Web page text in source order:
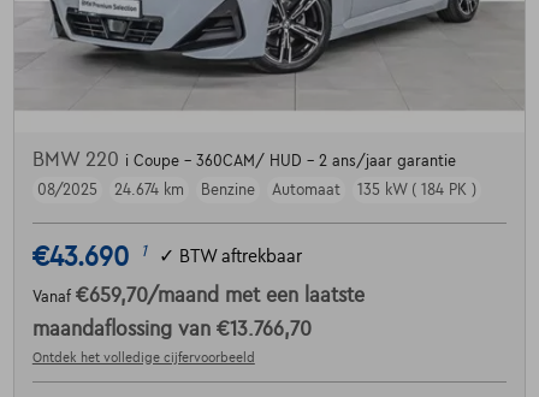
BMW 220 i Coupe - 360CAM/ HUD - 2 ans/jaar garantie
08/2025
24.674 km Benzine Automaat 135 kW ( 184 PK )
€43.690 1 ✓ BTW aftrekbaar
Vanaf €659,70/maand met een laatste
maandaflossing van €13.766,70
Ontdek het volledige cijfervoorbeeld